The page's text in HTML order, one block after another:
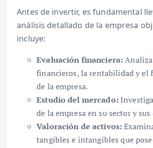
Antes de invertir, es fundamental
análisis detallado de la empresa
incluye:
Evaluación financiera:
financieros, la rentabilidad y el
de la empresa.
Estudio del mercado:
de la empresa en su sector y
Valoración de activos:
tangibles e intangibles que